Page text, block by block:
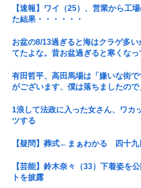
【速報】ワイ（25）、営業から工
た結果・・・・・・
お盆の8/13過ぎると海はクラゲ多
てたよな。昔お盆過ぎると寒くなっ
有田哲平、高田馬場は「嫌いな街
がございます、僕は落ちましたので
1浪して法政に入った女さん、ワカ
ツする
【疑問】葬式←まぁわかる 四十
【芸能】鈴木奈々（33）下着姿を
トを披露